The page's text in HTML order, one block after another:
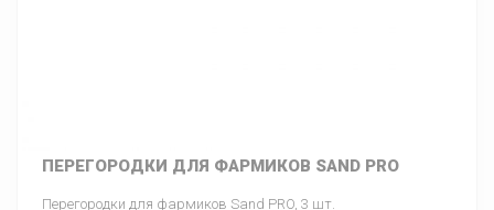
ПЕРЕГОРОДКИ ДЛЯ ФАРМИКОВ SAND PRO
Перегородки для фармиков Sand PRO, 3 шт.